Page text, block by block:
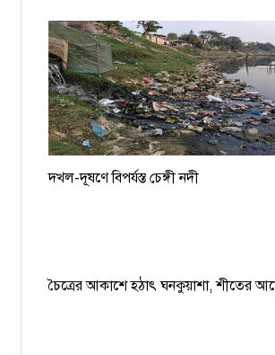
দখল-দূষণে বিপর্যস্ত চেঙ্গী নদী
চৈত্রের আকাশে হঠাৎ ঘনকুয়াশা, শীতের